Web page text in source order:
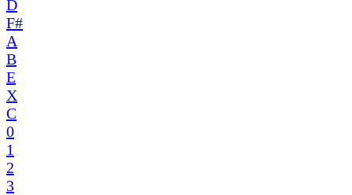
D
F#
A
B
E
X
C
0
1
2
3